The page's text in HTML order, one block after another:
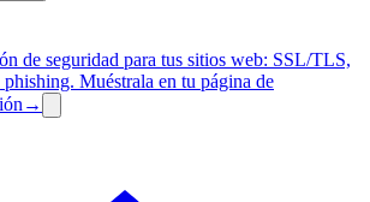
de seguridad para tus sitios web: SSL/TLS,
phishing. Muéstrala en tu página de
→